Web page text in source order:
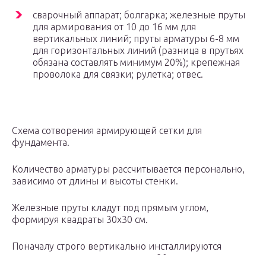
сварочный аппарат; болгарка; железные пруты
для армирования от 10 до 16 мм для
вертикальных линий; пруты арматуры 6-8 мм
для горизонтальных линий (разница в прутьях
обязана составлять минимум 20%); крепежная
проволока для связки; рулетка; отвес.
Схема сотворения армирующей сетки для
фундамента.
Количество арматуры рассчитывается персонально,
зависимо от длины и высоты стенки.
Железные пруты кладут под прямым углом,
формируя квадраты 30х30 см.
Поначалу строго вертикально инсталлируются